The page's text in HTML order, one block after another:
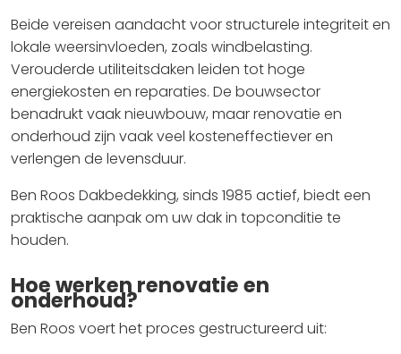
Beide vereisen aandacht voor structurele integriteit en
lokale weersinvloeden, zoals windbelasting.
Verouderde utiliteitsdaken leiden tot hoge
energiekosten en reparaties. De bouwsector
benadrukt vaak nieuwbouw, maar renovatie en
onderhoud zijn vaak veel kosteneffectiever en
verlengen de levensduur.
Ben Roos Dakbedekking, sinds 1985 actief, biedt een
praktische aanpak om uw dak in topconditie te
houden.
Hoe werken renovatie en
onderhoud?
Ben Roos voert het proces gestructureerd uit: